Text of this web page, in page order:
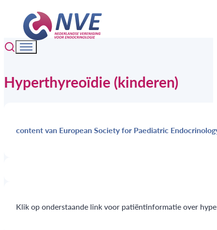
Hyperthyreoïdie (kinderen)
content van European Society for Paediatric
Klik op onderstaande link voor patiëntinformatie over